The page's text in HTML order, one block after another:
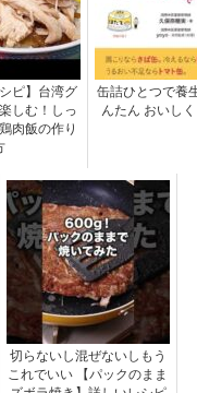
ピ】台湾グ
しむ！しっ
肉飯の作り
缶詰ひとつで養
んたん おいし
切らないし混ぜないしもう
これでいい 【パックのまま